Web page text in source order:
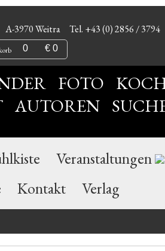
A-3970 Weitra Tel. +43 (0) 2856 / 3794
0 € 0
FOTO
AUTOREN
Veranstaltungen
Kontakt Verlag